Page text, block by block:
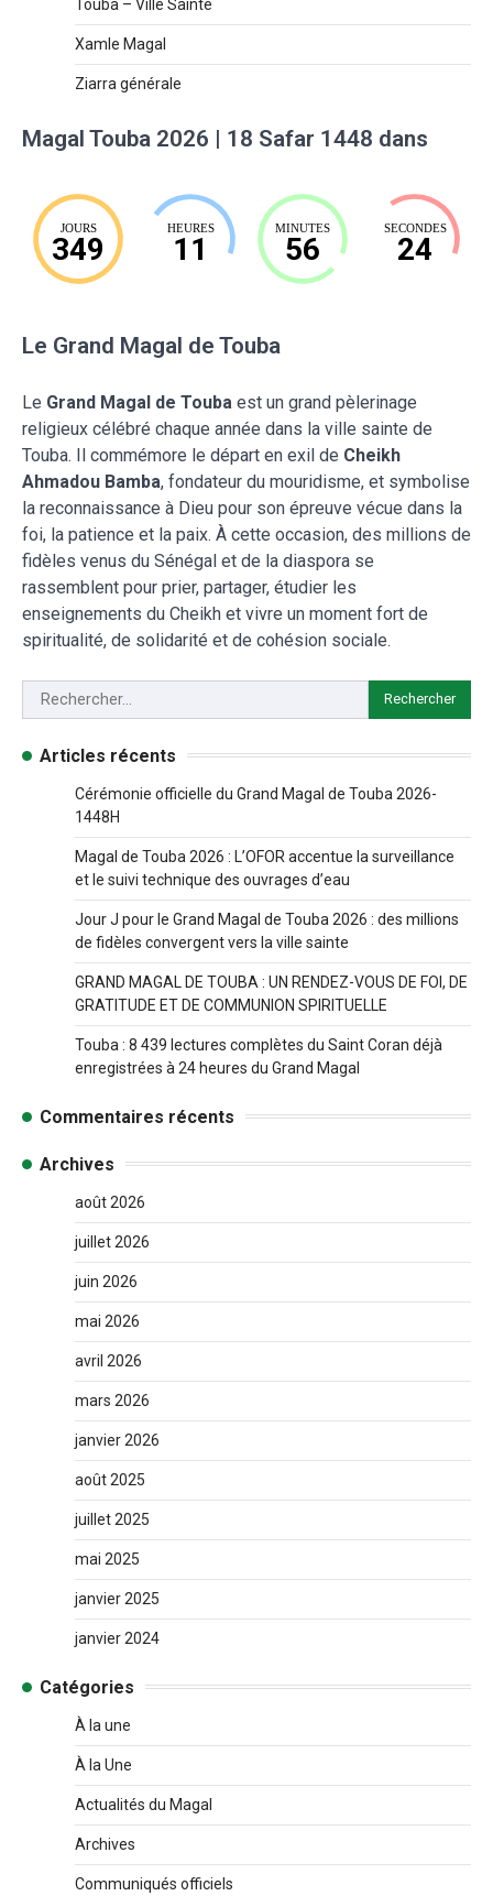
Touba – Ville Sainte
Xamle Magal
Ziarra générale
Magal Touba 2026 | 18 Safar 1448 dans
JOURS
349
HEURES
11
MINUTES
56
SECONDES
23
Le Grand Magal de Touba
Le Grand Magal de Touba est un grand pèlerinage
religieux célébré chaque année dans la ville sainte de
Touba. Il commémore le départ en exil de Cheikh
Ahmadou Bamba, fondateur du mouridisme, et symbolise
la reconnaissance à Dieu pour son épreuve vécue dans la
foi, la patience et la paix. À cette occasion, des millions de
fidèles venus du Sénégal et de la diaspora se
rassemblent pour prier, partager, étudier les
enseignements du Cheikh et vivre un moment fort de
spiritualité, de solidarité et de cohésion sociale.
Articles récents
Cérémonie officielle du Grand Magal de Touba 2026-
1448H
Magal de Touba 2026 : L’OFOR accentue la surveillance
et le suivi technique des ouvrages d’eau
Jour J pour le Grand Magal de Touba 2026 : des millions
de fidèles convergent vers la ville sainte
GRAND MAGAL DE TOUBA : UN RENDEZ-VOUS DE FOI, DE
GRATITUDE ET DE COMMUNION SPIRITUELLE
Touba : 8 439 lectures complètes du Saint Coran déjà
enregistrées à 24 heures du Grand Magal
Commentaires récents
Archives
août 2026
juillet 2026
juin 2026
mai 2026
avril 2026
mars 2026
janvier 2026
août 2025
juillet 2025
mai 2025
janvier 2025
janvier 2024
Catégories
À la une
À la Une
Actualités du Magal
Archives
Communiqués officiels